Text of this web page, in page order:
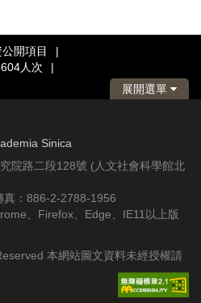
開項目
|
人次
|
展開選單
Sinica
院路二段128號 (人文社會科學館北
：886-2-2788-1956
、Firefox、Edge、IE11以上版
本網站圖文資料未經授權請